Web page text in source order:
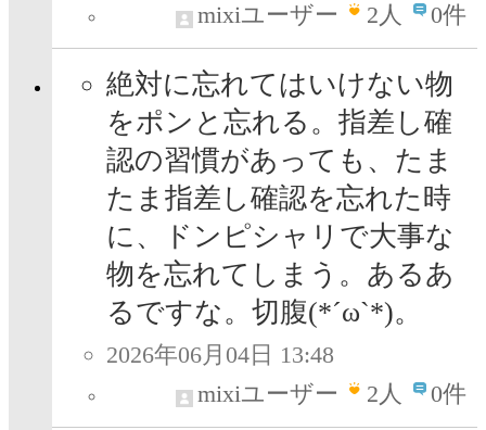
mixiユーザー
2人 0件
絶対に忘れてはいけない物
をポンと忘れる。指差し確
認の習慣があっても、たま
たま指差し確認を忘れた時
に、ドンピシャリで大事な
物を忘れてしまう。あるあ
るですな。切腹(*´ω`*)。
2026年06月04日 13:48
mixiユーザー
2人 0件